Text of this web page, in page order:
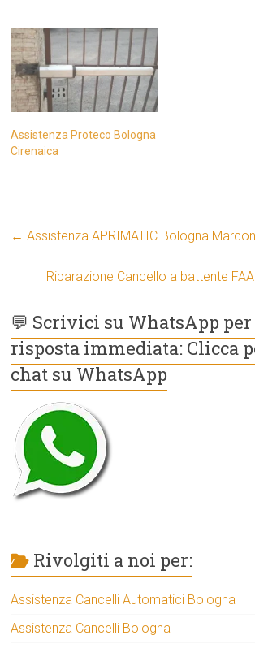
Assistenza Proteco Bologna
Cirenaica
← Assistenza APRIMATIC Bologna
Riparazione Cancello a battente
💬 Scrivici su WhatsApp
risposta immediata: Clicca
chat su WhatsApp
Rivolgiti a noi per:
Assistenza Cancelli Automatici Bologna
Assistenza Cancelli Bologna